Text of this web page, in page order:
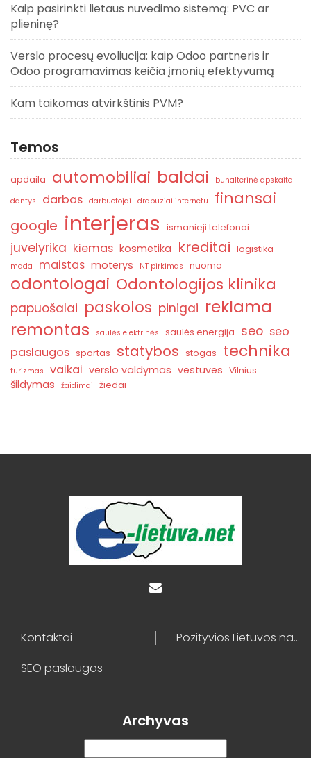
Kaip pasirinkti lietaus nuvedimo sistemą: PVC ar
plieninę?
Verslo procesų evoliucija: kaip Odoo partneris ir
Odoo programavimas keičia įmonių efektyvumą
Kam taikomas atvirkštinis PVM?
Temos
apdaila automobiliai baldai
buhalterinė apskaita
dantys
darbas darbuotojai drabuziai internetu finansai
google interjeras ismanieji telefonai
juvelyrika kiemas kosmetika kreditai logistika
mada maistas moterys NT pirkimas nuoma
odontologai Odontologijos klinika
papuošalai paskolos pinigai reklama
remontas
saulės elektrinės saulės energija seo seo
paslaugos sportas statybos stogas technika
turizmas vaikai verslo valdymas vestuves Vilnius
šildymas žaidimai žiedai
Kontaktai
Pozityvios Lietuvos naujienos
SEO paslaugos
Archyvas